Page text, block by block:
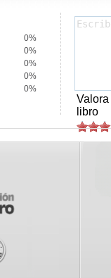
0%
0%
0%
0%
0%
Valora
libro